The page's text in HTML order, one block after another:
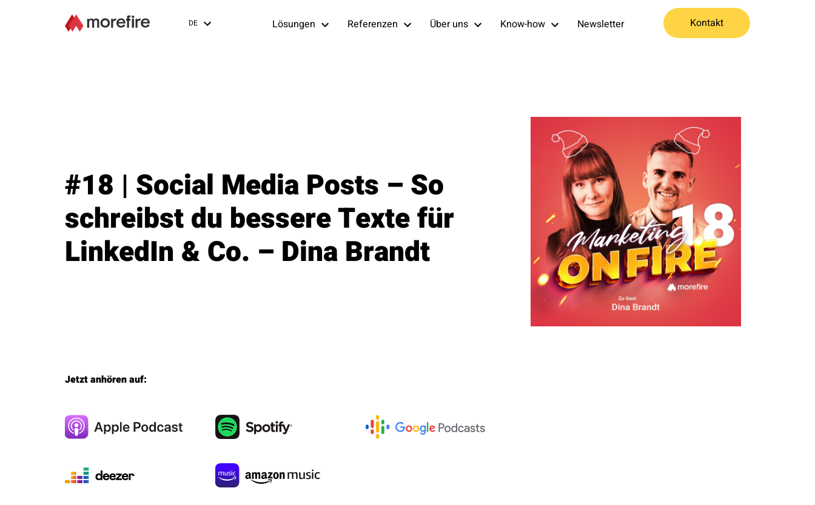
DE Lösungen Referenzen Über uns Know-how Newsletter Kontakt
#18 | Social Media Posts – So
schreibst du bessere Texte für
LinkedIn & Co. – Dina Brandt
Jetzt anhören auf: